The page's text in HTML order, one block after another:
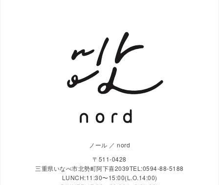
ノール ／ nord
〒511-0428
三重県いなべ市北勢町阿下喜2039TEL:0594-88-5188
LUNCH:11:30〜15:00(L.O.14:00)